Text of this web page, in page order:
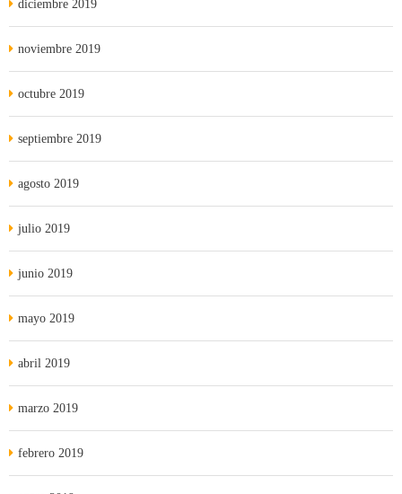
diciembre 2019
noviembre 2019
octubre 2019
septiembre 2019
agosto 2019
julio 2019
junio 2019
mayo 2019
abril 2019
marzo 2019
febrero 2019